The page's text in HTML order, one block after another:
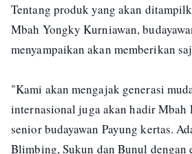
Tentang produk yang akan
Mbah Yongky Kurniawan,
menyampaikan akan memberikan
"Kami akan mengajak generasi
internasional juga akan hadir Mbah
senior budayawan Payung kertas.
Blimbing, Sukun dan Bunul dengan